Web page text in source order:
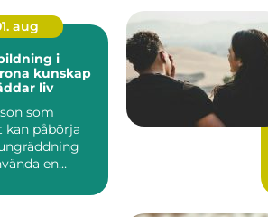
aug
i
liv
som
kan påbörja
en